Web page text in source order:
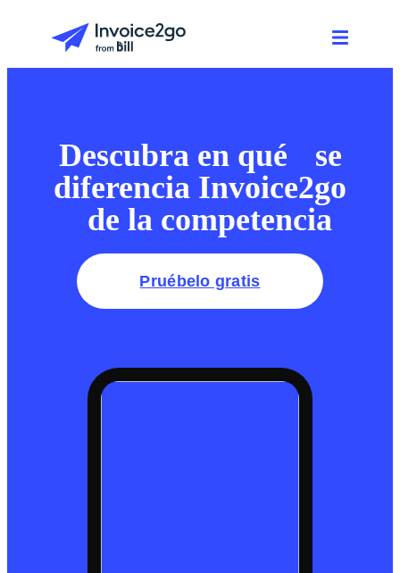
Descubra en qué se
diferencia Invoice2go
de la competencia
Pruébelo gratis